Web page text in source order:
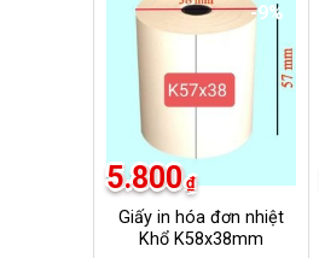
-9%
Giấy in hóa đơn nhiệt
Khổ K58x38mm
5.800 ₫